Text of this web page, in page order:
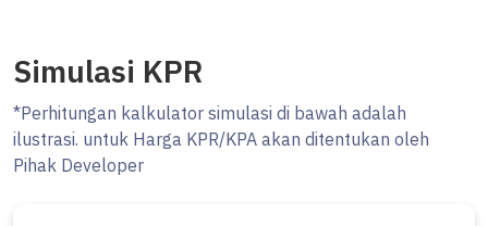
Simulasi KPR
*Perhitungan kalkulator simulasi di bawah adalah
ilustrasi. untuk Harga KPR/KPA akan ditentukan oleh
Pihak Developer